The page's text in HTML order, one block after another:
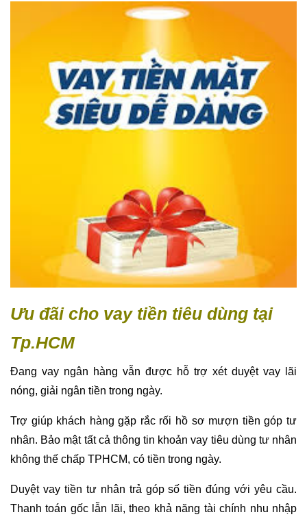
Ưu đãi cho vay tiền tiêu dùng tại
Tp.HCM
Đang vay ngân hàng vẫn được hỗ trợ xét duyệt vay lãi
nóng, giải ngân tiền trong ngày.
Trợ giúp khách hàng gặp rắc rối hồ sơ mượn tiền góp tư
nhân. Bảo mật tất cả thông tin khoản vay tiêu dùng tư nhân
không thế chấp TPHCM, có tiền trong ngày.
Duyệt vay tiền tư nhân trả góp số tiền đúng với yêu cầu.
Thanh toán gốc lẫn lãi, theo khả năng tài chính nhu nhập